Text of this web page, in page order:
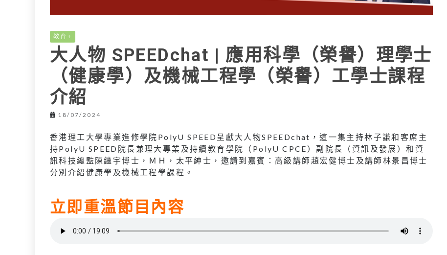
教育+
大人物 SPEEDchat | 應用科學（榮譽）理學士
（健康學）及機械工程學（榮譽）工學士課程
介紹
18/07/2024
香港理工大學專業進修學院PolyU SPEED呈獻大人物SPEEDchat，這一集主持林子謙和客席主
持PolyU SPEED院長兼理大專業及持續教育學院（PolyU CPCE）副院長（資訊及發展）和資
訊科技總監陳繼宇博士，ＭＨ，太平紳士，邀請到嘉賓：高級講師趙宏健博士及講師林景昌博士
分別介紹健康學及機械工程學課程。
立即重溫節目內容